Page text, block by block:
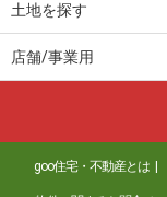
土地を探す
店舗/事業用
goo住宅・不動産とは